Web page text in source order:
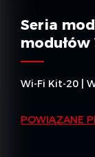
Seria
modułów
Wi-Fi Kit-20 |
POWIĄZANE